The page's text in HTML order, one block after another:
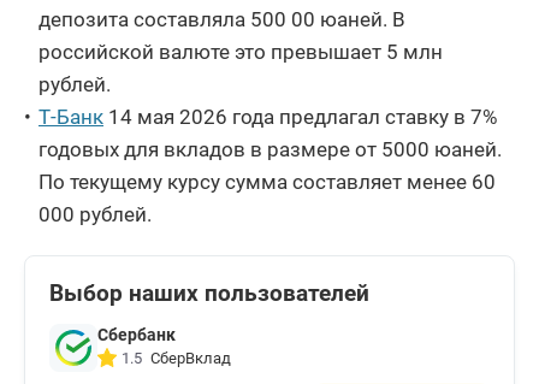
депозита составляла 500 00 юаней. В
российской валюте это превышает 5 млн
рублей.
Т-Банк 14 мая 2026 года предлагал ставку в 7%
годовых для вкладов в размере от 5000 юаней.
По текущему курсу сумма составляет менее 60
000 рублей.
Выбор наших пользователей
Сбербанк
1.5 СберВклад